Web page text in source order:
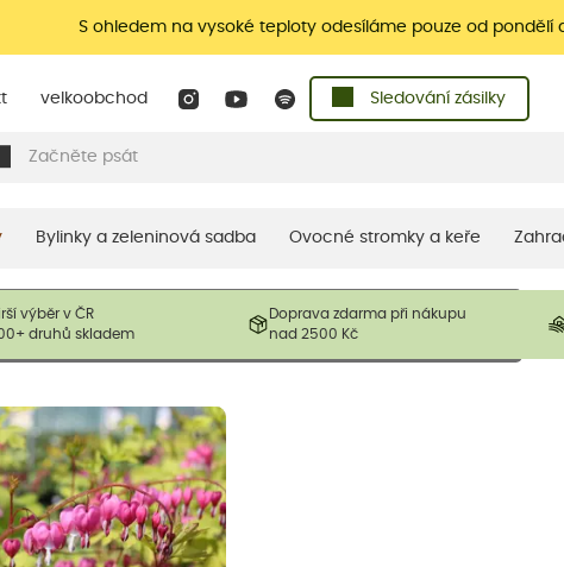
S ohledem na vysoké teploty odesíláme pouze od pondělí
velkoobchod Sledování zásilky
Bylinky a zeleninová sadba Ovocné stromky a keře
výběr v ČR
druhů skladem
Doprava zdarma při nákupu
nad 2500 Kč
prodávané produkty. V závislosti na sezónnosti mohou být
a bez listů. Rostliny mohou být také sestřiženy níže, než je uvedená